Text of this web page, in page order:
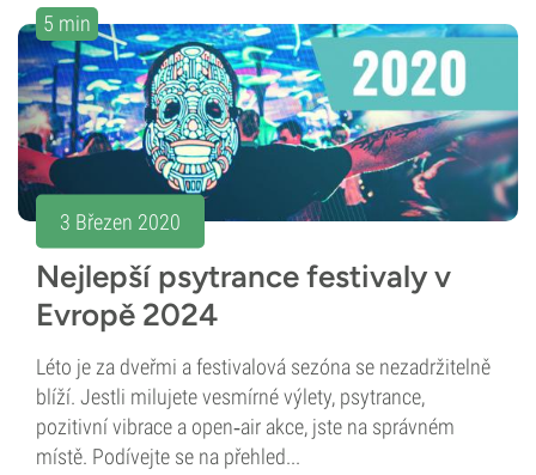
5 min
3 Březen 2020
Nejlepší psytrance festivaly v
Evropě 2024
Léto je za dveřmi a festivalová sezóna se nezadržitelně
blíží. Jestli milujete vesmírné výlety, psytrance,
pozitivní vibrace a open‑air akce, jste na správném
místě. Podívejte se na přehled...